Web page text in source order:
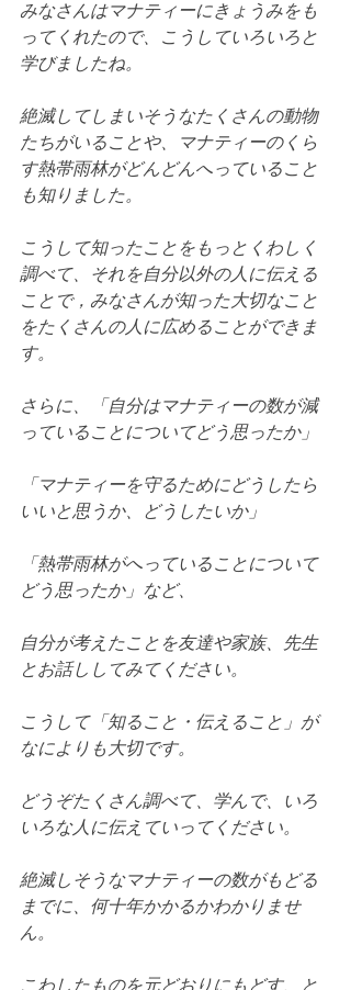
みなさんはマナティーにきょうみをも
ってくれたので、こうしていろいろと
学びましたね。
絶滅してしまいそうなたくさんの動物
たちがいることや、マナティーのくら
す熱帯雨林がどんどんへっていること
も知りました。
こうして知ったことをもっとくわしく
調べて、それを自分以外の人に伝える
ことで，みなさんが知った大切なこと
をたくさんの人に広めることができま
す。
さらに、「自分はマナティーの数が減
っていることについてどう思ったか」
「マナティーを守るためにどうしたら
いいと思うか、どうしたいか」
「熱帯雨林がへっていることについて
どう思ったか」など、
自分が考えたことを友達や家族、先生
とお話ししてみてください。
こうして「知ること・伝えること」が
なによりも大切です。
どうぞたくさん調べて、学んで、いろ
いろな人に伝えていってください。
絶滅しそうなマナティーの数がもどる
までに、何十年かかるかわかりませ
ん。
こわしたものを元どおりにもどす、と